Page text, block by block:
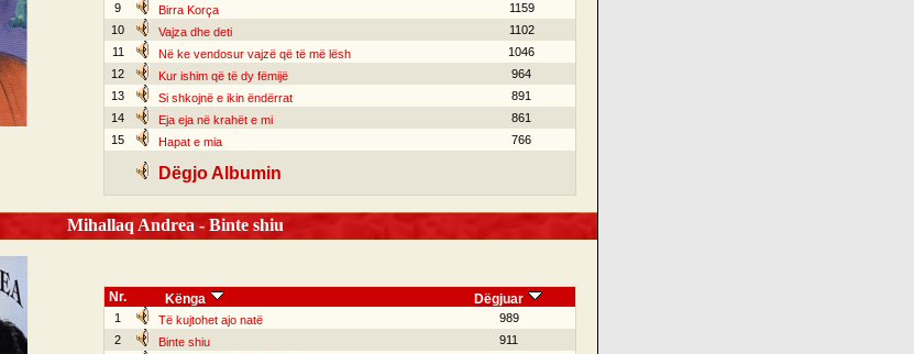
9
Birra Korça
1159
10
Vajza dhe deti
1102
11
Në ke vendosur vajzë që të më lësh
1046
12
Kur ishim që të dy fëmijë
964
13
Si shkojnë e ikin ëndërrat
891
14
Eja eja në krahët e mi
861
15
Hapat e mia 766
Dëgjo Albumin
Mihallaq Andrea - Binte shiu
Nr. Kënga Dëgjuar
1 Të kujtohet ajo natë
989
2
Binte shiu
911